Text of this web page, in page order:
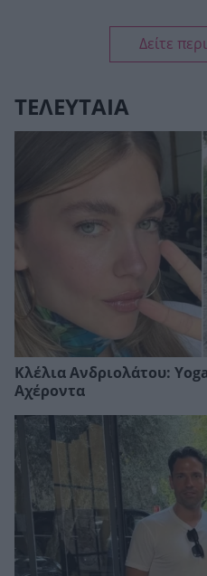
Δείτε
ΤΕΛΕΥΤΑΙΑ
Κλέλια Ανδριολάτου:
Αχέροντα